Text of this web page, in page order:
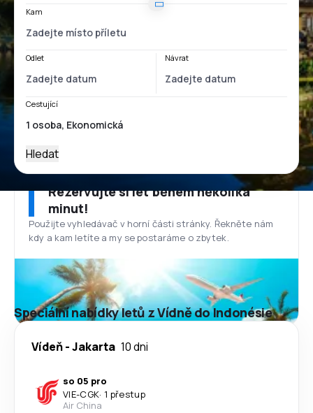
Kam
Odlet Návrat
Cestující
Hledat
Rezervujte si let během několika
minut!
Použijte vyhledávač v horní části stránky. Řekněte nám
kdy a kam letíte a my se postaráme o zbytek.
Speciální nabídky letů z Vídně do Indonésie
Vídeň-Jakarta 10 dni
so 05 pro
VIE-CGK· 1 přestup
Air China